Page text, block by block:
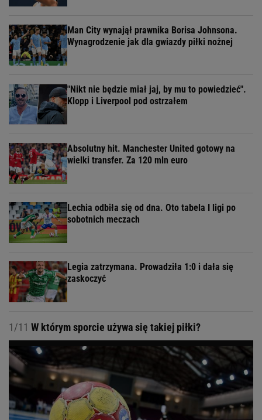
Man City wynajął prawnika Borisa Johnsona.
Wynagrodzenie jak dla gwiazdy piłki nożnej
"Nikt nie będzie miał jaj, by mu to powiedzieć".
Klopp i Liverpool pod ostrzałem
Absolutny hit. Manchester United gotowy na
wielki transfer. Za 120 mln euro
Lechia odbiła się od dna. Oto tabela I ligi po
sobotnich meczach
Legia zatrzymana. Prowadziła 1:0 i dała się
zaskoczyć
1/11 W którym sporcie używa się takiej piłki?